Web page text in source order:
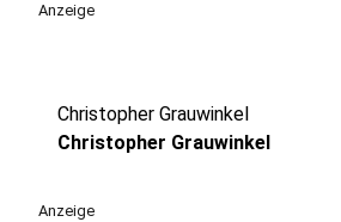
Anzeige
Christopher Grauwinkel
Christopher Grauwinkel
Anzeige